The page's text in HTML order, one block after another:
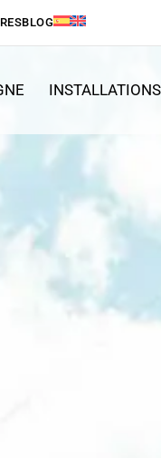
BLOG
INSTALLATIONS